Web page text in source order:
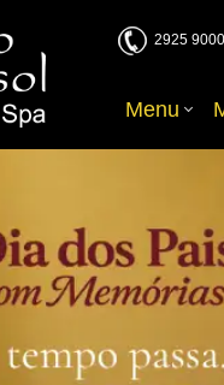
2925 9000
Menu